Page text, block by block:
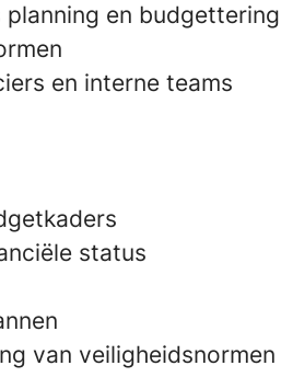
en budgettering
en interne teams
status
van veiligheidsnormen